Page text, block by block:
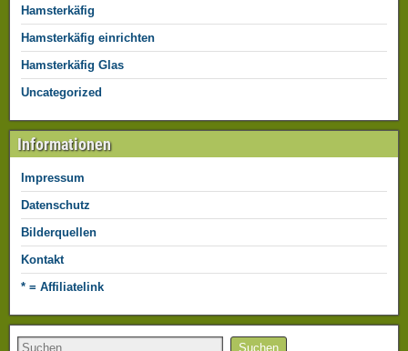
Hamsterkäfig
Hamsterkäfig einrichten
Hamsterkäfig Glas
Uncategorized
Informationen
Impressum
Datenschutz
Bilderquellen
Kontakt
* = Affiliatelink